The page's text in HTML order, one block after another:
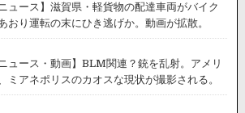
ニュース】滋賀県・軽貨物の配達車両がバイク
おり運転の末にひき逃げか。動画が拡散。
ニュース・動画】BLM関連？銃を乱射。アメリ
ミアネポリスのカオスな現状が撮影される。